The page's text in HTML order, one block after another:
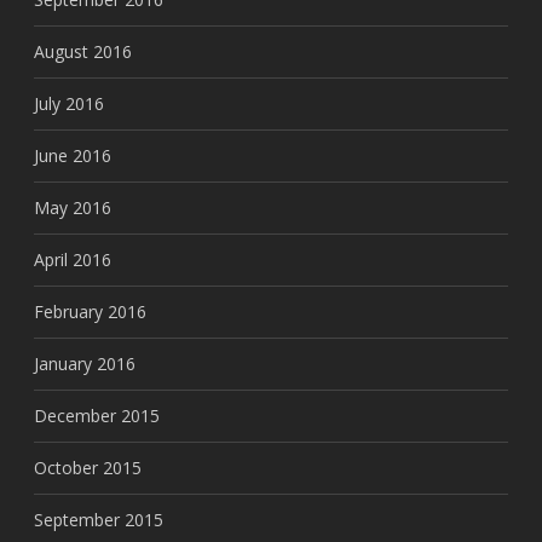
August 2016
July 2016
June 2016
May 2016
April 2016
February 2016
January 2016
December 2015
October 2015
September 2015